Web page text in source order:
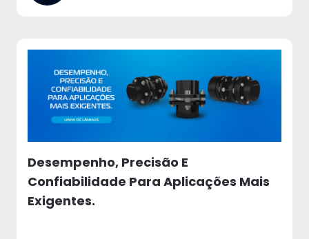
Desempenho, Precisão E
Confiabilidade Para Aplicações Mais
Exigentes.